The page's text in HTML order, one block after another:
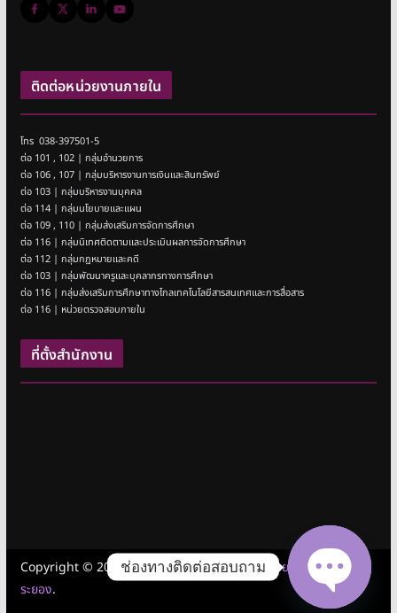
ติดต่อหน่วยงานภายใน
โทร 038-397501-5
ต่อ 101 , 102 | กลุ่มอำนวยการ
ต่อ 106 , 107 | กลุ่มบริหารงานการเงินและสินทรัพย์
ต่อ 103 | กลุ่มบริหารงานบุคคล
ต่อ 114 | กลุ่มนโยบายและแผน
ต่อ 109 , 110 | กลุ่มส่งเสริมการจัดการศึกษา
ต่อ 116 | กลุ่มนิเทศติดตามและประเมินผลการจัดการศึกษา
ต่อ 112 | กลุ่มกฎหมายและคดี
ต่อ 103 | กลุ่มพัฒนาครูและบุคลากรทางการศึกษา
ต่อ 116 | กลุ่มส่งเสริมการศึกษาทางไกลเทคโนโลยีสารสนเทศและการสื่อสาร
ต่อ 116 | หน่วยตรวจสอบภายใน
ที่ตั้งสำนักงาน
Copyright © 2026สำนักงานเขตพื้นที่การศึกษามัธยมศึกษาชลบุรี
ระยอง.
ช่องทางติดต่อสอบถาม